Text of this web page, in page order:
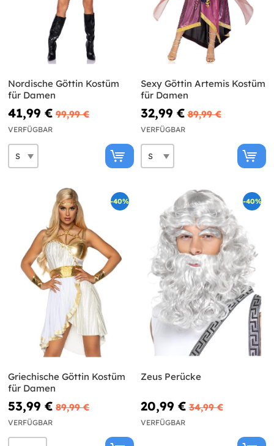
Nordische Göttin Kostüm
für Damen
41,99 € 99,99 €
VERFÜGBAR
Sexy Göttin Artemis Kostüm
für Damen
32,99 € 89,99 €
VERFÜGBAR
-40%
Griechische Göttin Kostüm
für Damen
53,99 € 89,99 €
VERFÜGBAR
-40%
Zeus Perücke
20,99 € 34,99 €
VERFÜGBAR